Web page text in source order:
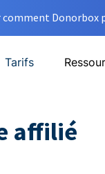
Tarifs
affilié